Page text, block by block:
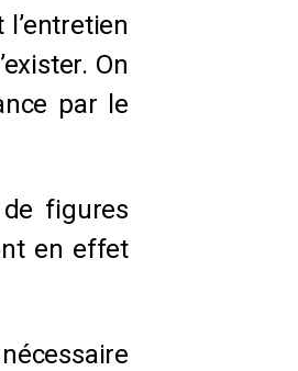
On
par le
figures
en effet